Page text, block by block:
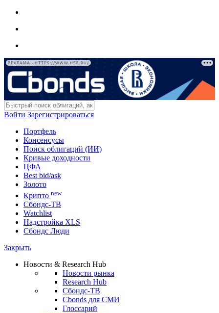
РЕКЛАМА • HTTPS://WWW.HSE.RU/
Войти Зарегистрироваться
Портфель
Консенсусы
Поиск облигаций (ИИ)
Кривые доходности
ЦФА
Best bid/ask
Золото
Крипто new
Сбондс-ТВ
Watchlist
Надстройка XLS
Сбондс Люди
Закрыть
Новости & Research Hub
Новости рынка
Research Hub
Сбондс-ТВ
Cbonds для СМИ
Глоссарий